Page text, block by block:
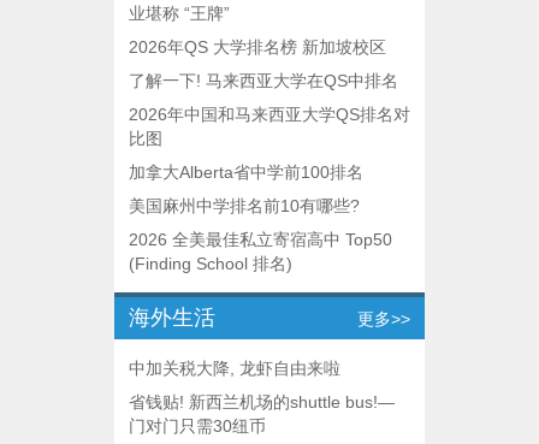
业堪称 “王牌”
2026年QS 大学排名榜 新加坡校区
了解一下! 马来西亚大学在QS中排名
2026年中国和马来西亚大学QS排名对
比图
加拿大Alberta省中学前100排名
美国麻州中学排名前10有哪些?
2026 全美最佳私立寄宿高中 Top50
(Finding School 排名)
海外生活 更多>>
中加关税大降, 龙虾自由来啦
省钱贴! 新西兰机场的shuttle bus!—
门对门只需30纽币